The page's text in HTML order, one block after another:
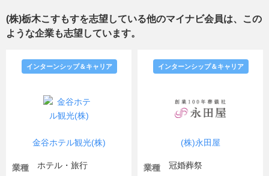
(株)栃木こすもすを志望している他のマイナビ会員は、この
ような企業も志望しています。
金谷ホテル観光(株)
インターンシップ＆キャリア
業種
ホテル・旅行
(株)永田屋
インターンシップ＆キャリア
業種
冠婚葬祭